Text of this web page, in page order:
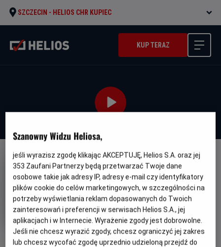
SZCZECIN - HELIOS CHR KUPIEC
KUP TERAZ
DUBBING WERSJA JĘZYKOWA UA
OBSERWUJ
Enkanto: Svit Mahiyi - UA
Oryginalny
tytuł
Encanto Gatunek
Animowany / Przygodowy
Od 7 lat
Czas
trwania
110 min
Kraj
i
rok
produkcji
USA (2021)
OCENA HELIOS
7.2
Szanowny Widzu Heliosa,
jeśli wyrazisz zgodę klikając AKCEPTUJĘ, Helios S.A. oraz jej
353 Zaufani Partnerzy będą przetwarzać Twoje dane
osobowe takie jak adresy IP, adresy e-mail czy identyfikatory
plików cookie do celów marketingowych, w szczególności na
potrzeby wyświetlania reklam dopasowanych do Twoich
zainteresowań i preferencji w serwisach Helios S.A., jej
aplikacjach i w Internecie. Wyrażenie zgody jest dobrowolne.
Jeśli nie chcesz wyrazić zgody, chcesz ograniczyć jej zakres
lub chcesz wycofać zgodę uprzednio udzieloną przejdź do